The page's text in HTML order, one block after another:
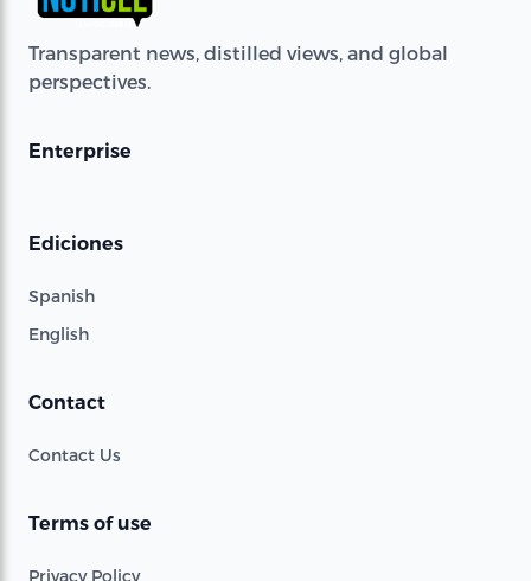
Transparent news, distilled views, and global
perspectives.
Enterprise
Ediciones
Spanish
English
Contact
Contact Us
Terms of use
Privacy Policy